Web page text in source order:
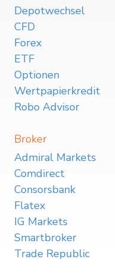
Depotwechsel
CFD
Forex
ETF
Optionen
Wertpapierkredit
Robo Advisor
Broker
Admiral Markets
Comdirect
Consorsbank
Flatex
IG Markets
Smartbroker
Trade Republic